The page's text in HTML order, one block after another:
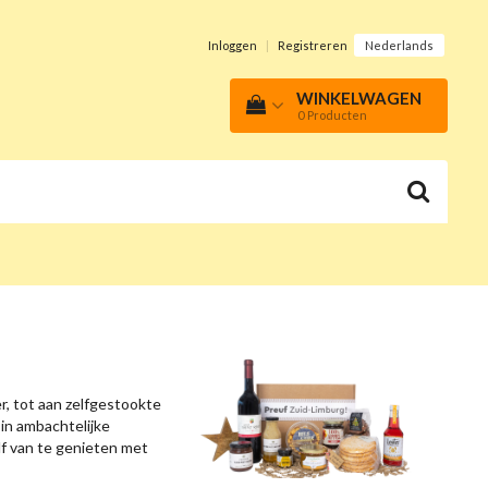
Inloggen | Registreren Nederlands
WINKELWAGEN
0 Producten
tot aan zelfgestookte
ambachtelijke
van te genieten met